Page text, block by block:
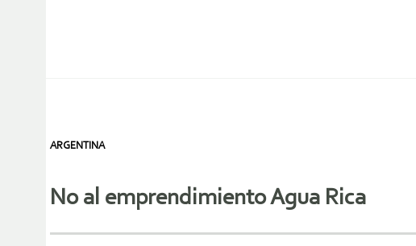
ARGENTINA
No al emprendimiento Agua Rica